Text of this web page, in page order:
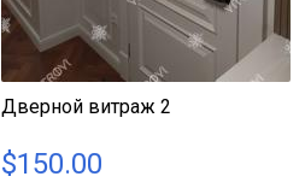
Дверной витраж 2
$150.00